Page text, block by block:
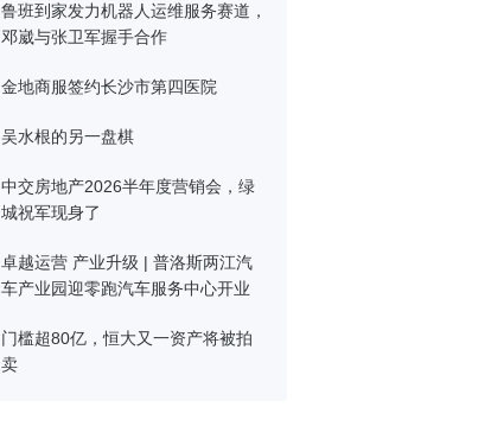
鲁班到家发力机器人运维服务赛道，
邓崴与张卫军握手合作
金地商服签约长沙市第四医院
吴水根的另一盘棋
中交房地产2026半年度营销会，绿
城祝军现身了
卓越运营 产业升级 | 普洛斯两江汽
车产业园迎零跑汽车服务中心开业
门槛超80亿，恒大又一资产将被拍
卖